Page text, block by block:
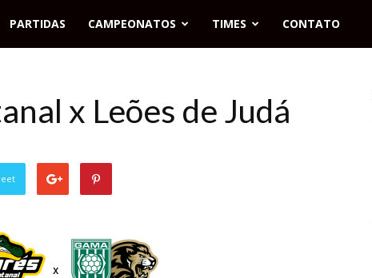
PARTIDAS CAMPEONATOS TIMES CONTATO
x Leões de Judá
x